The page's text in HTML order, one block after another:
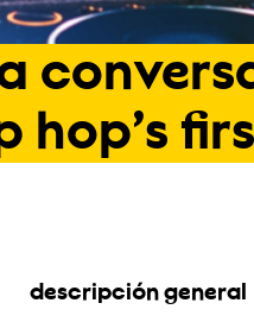
hop’s
descripción general